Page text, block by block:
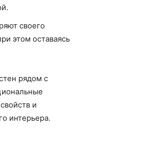
своего
этом оставаясь
рядом с
и
интерьера.